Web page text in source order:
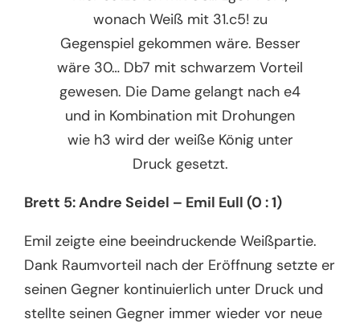
wonach Weiß mit 31.c5! zu
Gegenspiel gekommen wäre. Besser
wäre 30… Db7 mit schwarzem Vorteil
gewesen. Die Dame gelangt nach e4
und in Kombination mit Drohungen
wie h3 wird der weiße König unter
Druck gesetzt.
Brett 5: Andre Seidel – Emil Eull (0 : 1)
Emil zeigte eine beeindruckende Weißpartie.
Dank Raumvorteil nach der Eröffnung setzte er
seinen Gegner kontinuierlich unter Druck und
stellte seinen Gegner immer wieder vor neue